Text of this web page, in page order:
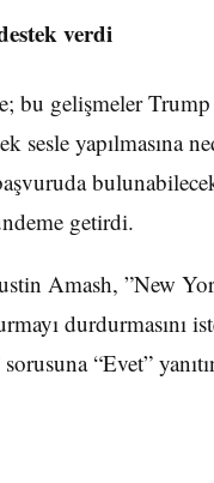
verdi
bu gelişmeler
sesle yapılmasına
getirdi.
Amash, ”New
durdurmasını
“Evet”